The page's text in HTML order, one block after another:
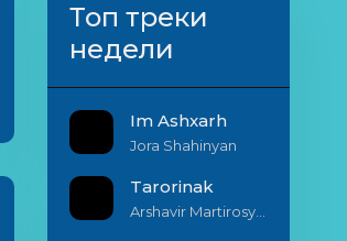
Топ треки
недели
Im Ashxarh
Jora Shahinyan
Tarorinak